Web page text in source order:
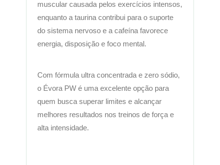
muscular causada pelos exercícios intensos,
enquanto a taurina contribui para o suporte
do sistema nervoso e a cafeína favorece
energia, disposição e foco mental.
Com fórmula ultra concentrada e zero sódio,
o Évora PW é uma excelente opção para
quem busca superar limites e alcançar
melhores resultados nos treinos de força e
alta intensidade.